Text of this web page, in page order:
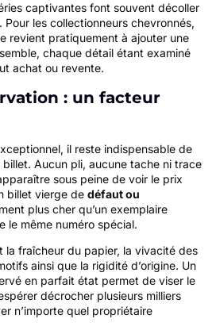
captivantes font souvent décoller
Pour les collectionneurs chevronnés,
revient pratiquement à ajouter une
chaque détail étant examiné
achat ou revente.
: un facteur
il reste indispensable de
billet. Aucun pli, aucune tache ni trace
sous peine de voir le prix
billet vierge de défaut ou
plus cher qu’un exemplaire
le même numéro spécial.
la fraîcheur du papier, la vivacité des
ainsi que la rigidité d’origine. Un
en parfait état permet de viser le
décrocher plusieurs milliers
n’importe quel propriétaire